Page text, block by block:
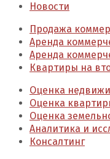
Новости
Продажа
Аренда
Аренда
Квартиры на
Оценка
Оценка
Оценка
Аналитика и
Консалтинг